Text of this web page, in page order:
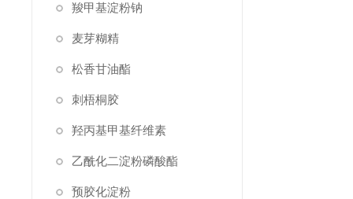
羧甲基淀粉钠
麦芽糊精
松香甘油酯
刺梧桐胶
羟丙基甲基纤维素
乙酰化二淀粉磷酸酯
预胶化淀粉